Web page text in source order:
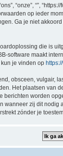
“onze”, “”,
op ieder
Ga je niet
die is
software maakt
je vinden op
obsceen, vulgair,
Het plaatsen van
worden
wanneer zij dit
zónder je